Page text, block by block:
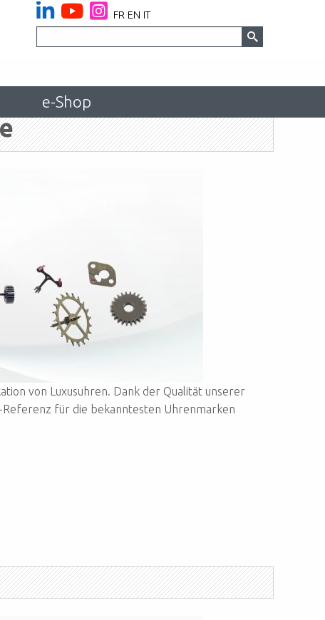
FR EN IT
e-Shop
von Luxusuhren. Dank der Qualität unserer
für die bekanntesten Uhrenmarken